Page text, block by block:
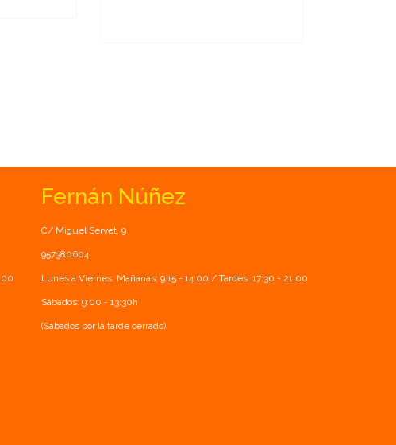
Fernán Núñez
C/ Miguel Servet, 9
957380604
Lunes a Viernes: Mañanas: 9:15 - 14:00 / Tardes: 17:30 - 21:00
Sábados: 9:00 - 13:30h
(Sábados por la tarde cerrado)